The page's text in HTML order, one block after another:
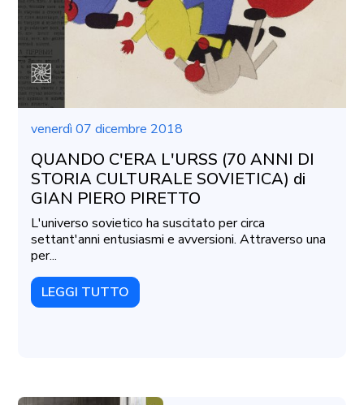
venerdì 07 dicembre 2018
QUANDO C'ERA L'URSS (70 ANNI DI
STORIA CULTURALE SOVIETICA) di
GIAN PIERO PIRETTO
L'universo sovietico ha suscitato per circa
settant'anni entusiasmi e avversioni. Attraverso una
per...
LEGGI TUTTO